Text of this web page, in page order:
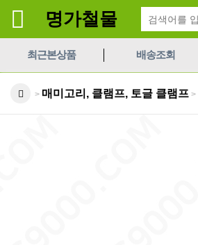
명가철물
최근본상품 배송조회
> 매미고리, 클램프, 토글 클램프 >